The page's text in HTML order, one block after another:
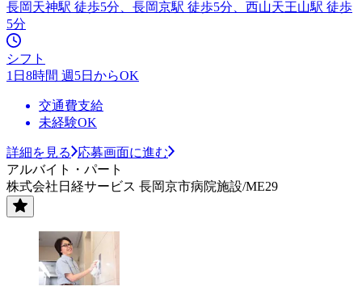
長岡天神駅 徒歩5分、長岡京駅 徒歩5分、西山天王山駅 徒歩
5分
シフト
1日8時間 週5日からOK
交通費支給
未経験OK
詳細を見る
応募画面に進む
アルバイト・パート
株式会社日経サービス 長岡京市病院施設/ME29